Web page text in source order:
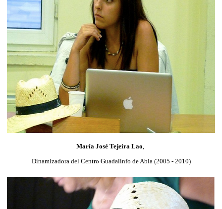
María José Tejeira Lao
Dinamizadora del Centro Guadalinfo de Abla (2005 - 2010)